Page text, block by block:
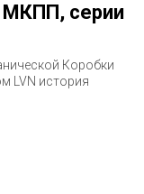
МКПП, серии
Коробки
LVN история